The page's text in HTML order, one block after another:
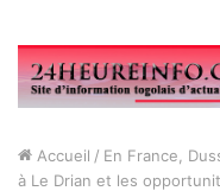
Accueil / En France,
à Le Drian et les